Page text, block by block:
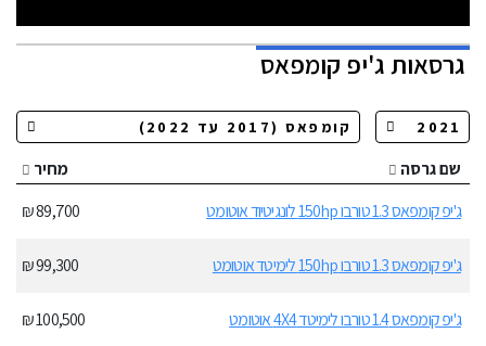
גרסאותג'יפ קומפאס
שם גרסה
מחיר
ג'יפ קומפאס 1.3 טורבו 150hp לונגיטיוד אוטומט
89,700 ₪
ג'יפ קומפאס 1.3 טורבו 150hp לימיטד אוטומט 99,300 ₪
ג'יפ קומפאס 1.4 טורבו לימיטד 4X4 אוטומט 100,500 ₪